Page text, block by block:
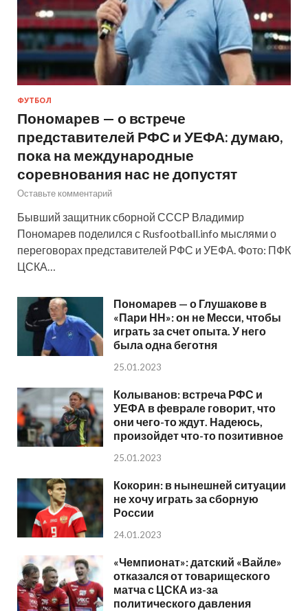
ФУТБОЛ
Пономарев — о встрече
представителей РФС и УЕФА: думаю,
пока на международные
соревнования нас не допустят
Оставьте комментарий
Бывший защитник сборной СССР Владимир
Пономарев поделился с Rusfootball.info мыслями о
переговорах представителей РФС и УЕФА. Фото: ПФК
ЦСКА…
Пономарев — о Глушакове в
«Пари НН»: он не Месси, чтобы
играть за счет опыта. У него
была одна беготня
25.01.2023
Колыванов: встреча РФС и
УЕФА в феврале говорит, что
они чего-то ждут. Надеюсь,
произойдет что-то позитивное
25.01.2023
Кокорин: в нынешней ситуации
не хочу играть за сборную
России
24.01.2023
«Чемпионат»: датский «Вайле»
отказался от товарищеского
матча с ЦСКА из-за
политического давления